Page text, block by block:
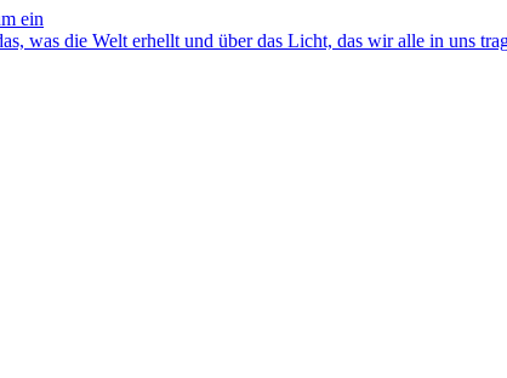
ein
was die Welt erhellt und über das Licht, das wir alle in uns